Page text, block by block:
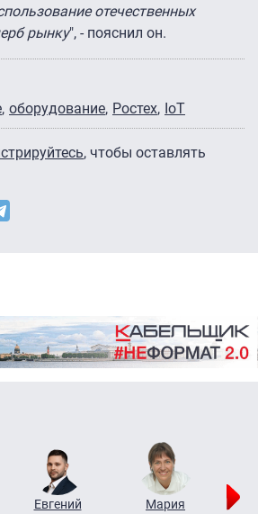
отечественных
рынку", - пояснил он.
оборудование Ростех IoT
, чтобы оставлять
Евгений
Мария